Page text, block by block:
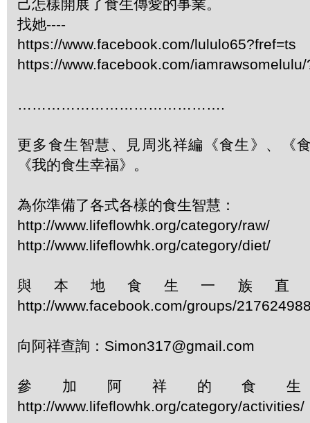
己怎樣開展了食生傳愛的事業。
找她----
https://www.facebook.com/lululo65?fref=ts
https://www.facebook.com/
…………………………………….
更多食生智慧、見周兆祥編《食生》、《
《我的食生幸福》。
為你準備了各式各樣的食生智慧：
http://www.lifeflowhk.org/category/raw/
http://www.lifeflowhk.org/category/diet/
與本地食生一族直
http://www.facebook.com/groups/
向阿祥查詢： Simon317@gmail.com
參加阿祥的食
http://www.lifeflowhk.org/category/activities/